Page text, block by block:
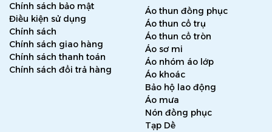
Chính sách bảo mật
Điều kiện sử dụng
Chính sách
Chính sách giao hàng
Chính sách thanh toán
Chính sách đổi trả hàng
Áo thun đồng phục
Áo thun cổ trụ
Áo thun cổ tròn
Áo sơ mi
Áo nhóm áo lớp
Áo khoác
Bảo hộ lao động
Áo mưa
Nón đồng phục
Tạp Dề